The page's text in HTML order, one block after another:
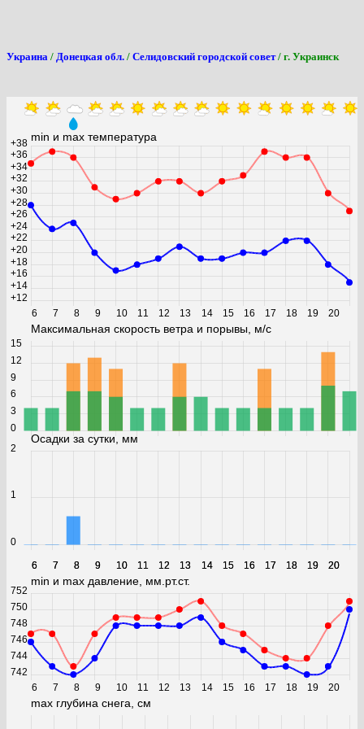
Украина / Донецкая обл. / Селидовский городской совет/ г. Украинск
min и max температура
6 7 8 9 10 11 12 13 14 15 16 17 18 19 20
+12
+14
+16
+18
+20
+22
+24
+26
+28
+30
+32
+34
+36
+38
Максимальная скорость ветра и порывы, м/с
6 7 8 9 10 11 12 13 14 15 16 17 18 19 20
0
3
6
9
12
15
Осадки за сутки, мм
6 7 8 9 10 11 12 13 14 15 16 17 18 19 20
0
1
2
min и max давление, мм.рт.ст.
6 7 8 9 10 11 12 13 14 15 16 17 18 19 20
742
744
746
748
750
752
max глубина снега, см